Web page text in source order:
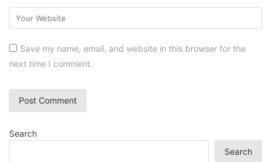
Save my name, email, and website in this browser for the
next time I comment.
Search
Search